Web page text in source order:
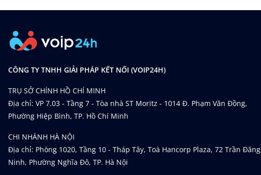
CÔNG TY TNHH GIẢI PHÁP KẾT NỐI (VOIP24H)
TRỤ SỞ CHÍNH HỒ CHÍ MINH
Địa chỉ: VP 7.03 - Tầng 7 - Tòa nhà ST Moritz - 1014 Đ. Phạm Văn Đồng,
Phường Hiệp Bình, TP. Hồ Chí Minh
CHI NHÁNH HÀ NỘI
Địa chỉ: Phòng 1020, Tầng 10 - Tháp Tây, Toà Hancorp Plaza, 72 Trần Đăng
Ninh, Phường Nghĩa Đô, TP. Hà Nội